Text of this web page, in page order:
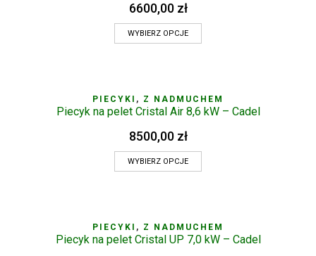
6600,00 zł
WYBIERZ OPCJE
PIECYKI , Z NADMUCHEM
Piecyk na pelet Cristal Air 8,6 kW – Cadel
8500,00 zł
WYBIERZ OPCJE
PIECYKI , Z NADMUCHEM
Piecyk na pelet Cristal UP 7,0 kW – Cadel